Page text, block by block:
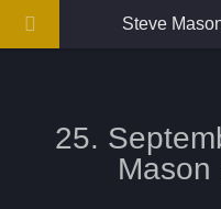
25.
Mason
Steve